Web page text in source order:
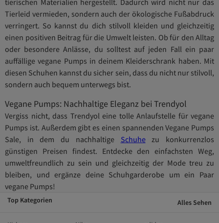
Tierleid vermieden, sondern auch der ökologische Fußabdruck
verringert. So kannst du dich stilvoll kleiden und gleichzeitig
einen positiven Beitrag für die Umwelt leisten. Ob für den Alltag
oder besondere Anlässe, du solltest auf jeden Fall ein paar
auffällige vegane Pumps in deinem Kleiderschrank haben. Mit
diesen Schuhen kannst du sicher sein, dass du nicht nur stilvoll,
sondern auch bequem unterwegs bist.
Vegane Pumps: Nachhaltige Eleganz bei Trendyol
Vergiss nicht, dass Trendyol eine tolle Anlaufstelle für vegane
Pumps ist. Außerdem gibt es einen spannenden Vegane Pumps
Sale, in dem du nachhaltige Schuhezu konkurrenzlos
günstigen Preisen findest. Entdecke den einfachsten Weg,
umweltfreundlich zu sein und gleichzeitig der Mode treu zu
bleiben, und ergänze deine Schuhgarderobe um ein Paar
vegane Pumps!
Top Kategorien Alles Sehen